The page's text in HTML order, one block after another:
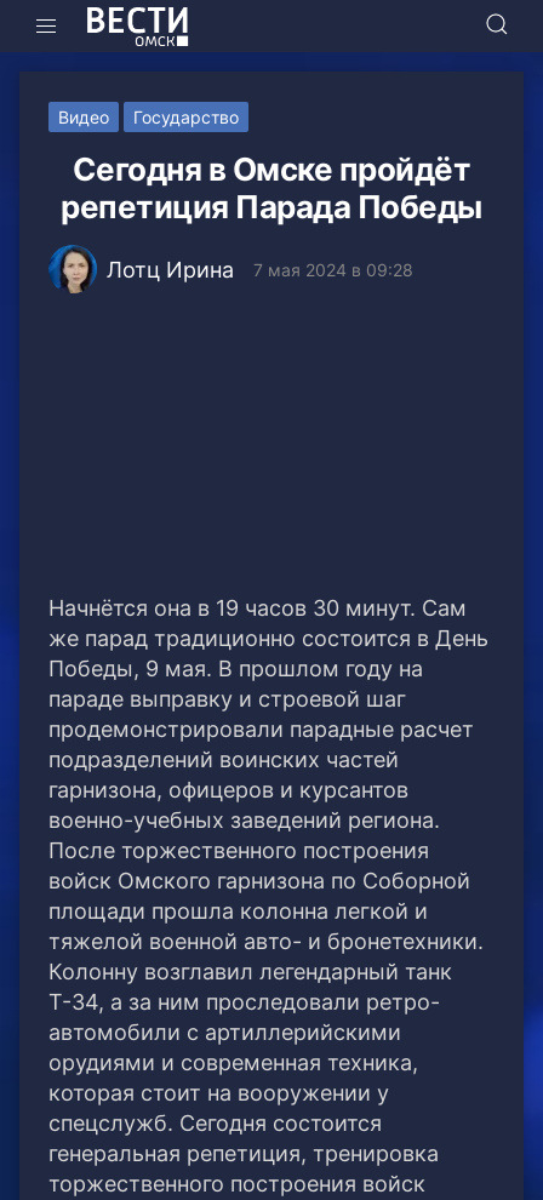
Видео Государство
Сегодня в Омске пройдёт
репетиция Парада Победы
Лотц Ирина 7 мая 2024 в 09:28
Начнётся она в 19 часов 30 минут. Сам
же парад традиционно состоится в День
Победы, 9 мая. В прошлом году на
параде выправку и строевой шаг
продемонстрировали парадные расчет
подразделений воинских частей
гарнизона, офицеров и курсантов
военно-учебных заведений региона.
После торжественного построения
войск Омского гарнизона по Соборной
площади прошла колонна легкой и
тяжелой военной авто- и бронетехники.
Колонну возглавил легендарный танк
Т-34, а за ним проследовали ретро-
автомобили с артиллерийскими
орудиями и современная техника,
которая стоит на вооружении у
спецслужб. Сегодня состоится
генеральная репетиция, тренировка
торжественного построения войск